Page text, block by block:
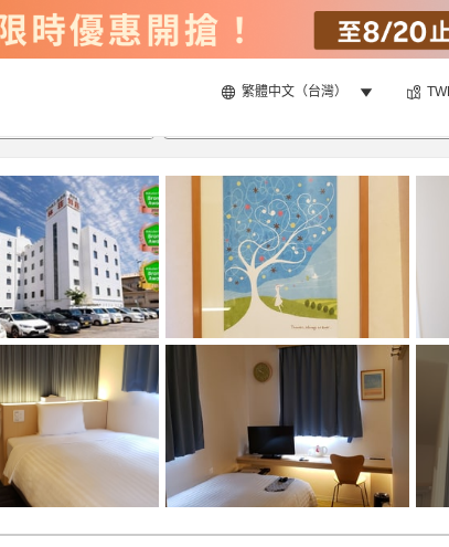
繁體中文（台灣）